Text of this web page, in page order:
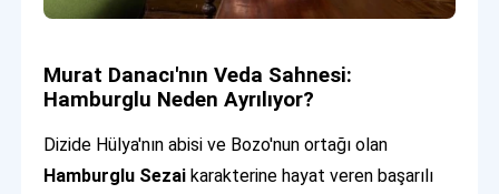
Murat Danacı'nın Veda Sahnesi:
Hamburglu Neden Ayrılıyor?
Dizide Hülya'nın abisi ve Bozo'nun ortağı olan
Hamburglu Sezai karakterine hayat veren başarılı